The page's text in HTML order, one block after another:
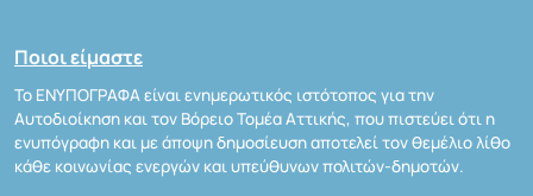
Ποιοι είμαστε
Το ΕΝΥΠΟΓΡΑΦΑ είναι ενημερωτικός ιστότοπος για την
Αυτοδιοίκηση και τον Βόρειο Τομέα Αττικής, που πιστεύει ότι η
ενυπόγραφη και με άποψη δημοσίευση αποτελεί τον θεμέλιο λίθο
κάθε κοινωνίας ενεργών και υπεύθυνων πολιτών-δημοτών.